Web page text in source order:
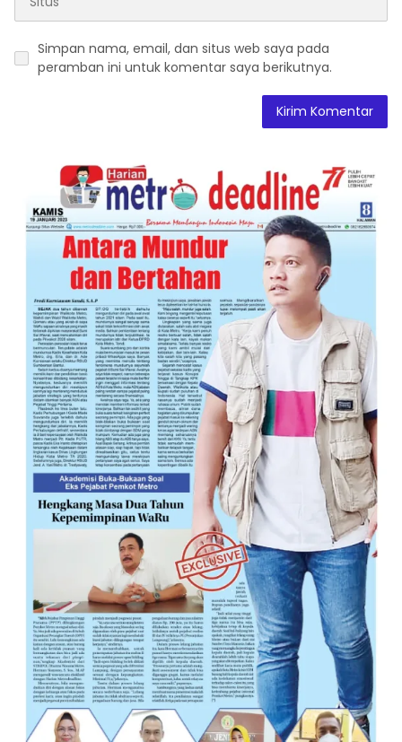
Simpan nama, email, dan situs web saya pada
peramban ini untuk komentar saya berikutnya.